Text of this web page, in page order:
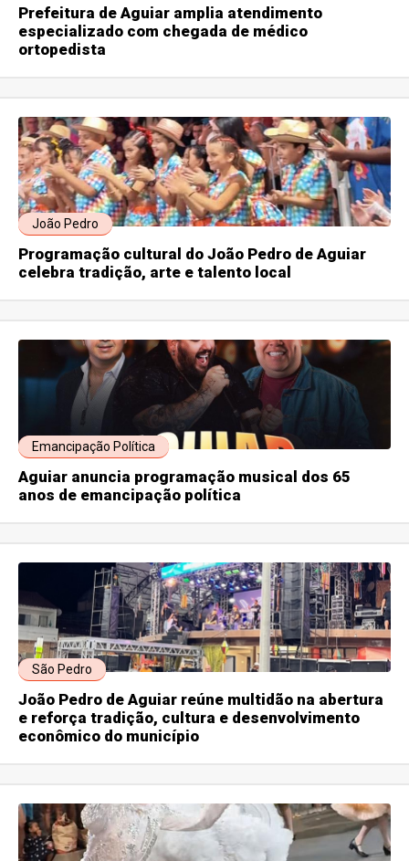
Prefeitura de Aguiar amplia atendimento
especializado com chegada de médico
ortopedista
João Pedro
Programação cultural do João Pedro de Aguiar
celebra tradição, arte e talento local
Emancipação Política
Aguiar anuncia programação musical dos 65
anos de emancipação política
São Pedro
João Pedro de Aguiar reúne multidão na abertura
e reforça tradição, cultura e desenvolvimento
econômico do município